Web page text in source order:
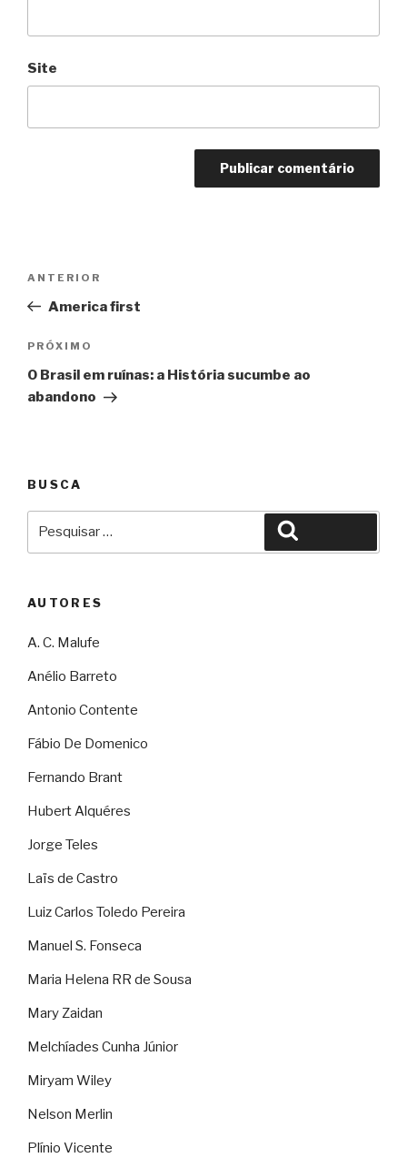
Site
Post
Anterior
ANTERIOR
America first
Próximo
PRÓXIMO
O Brasil em ruínas: a História sucumbe ao
abandono
BUSCA
AUTORES
A. C. Malufe
Anélio Barreto
Antonio Contente
Fábio De Domenico
Fernando Brant
Hubert Alquéres
Jorge Teles
Laïs de Castro
Luiz Carlos Toledo Pereira
Manuel S. Fonseca
Maria Helena RR de Sousa
Mary Zaidan
Melchíades Cunha Júnior
Miryam Wiley
Nelson Merlin
Plínio Vicente